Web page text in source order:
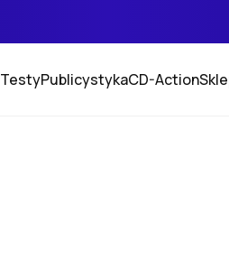
TestyPublicystykaCD-Action